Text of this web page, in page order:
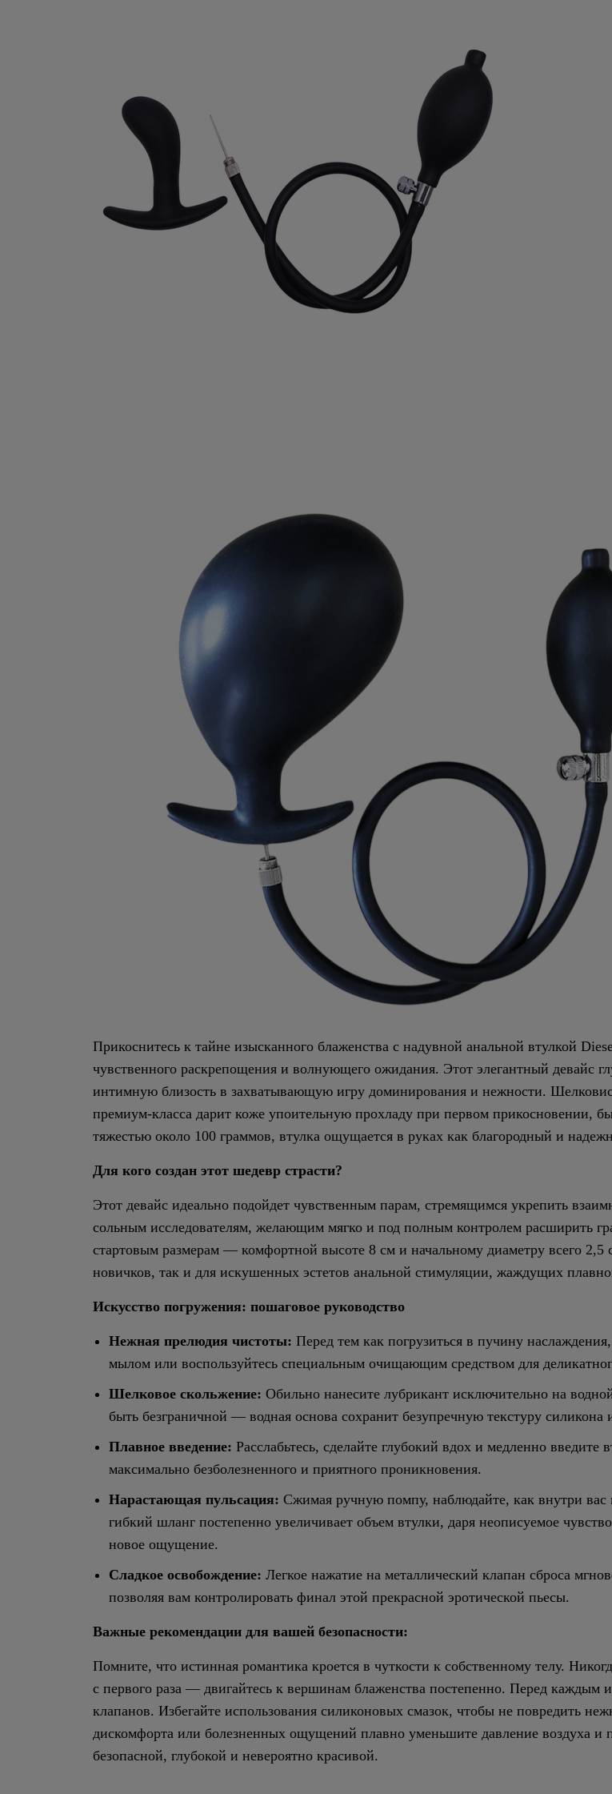
Прикоснитесь к тайне изысканного блаженства с надувной анальной втулкой
чувственного раскрепощения и волнующего ожидания. Этот элегантный девайс
интимную близость в захватывающую игру доминирования и нежности.
премиум-класса дарит коже упоительную прохладу при первом прикосновении,
тяжестью около 100 граммов, втулка ощущается в руках как благородный и
Для кого создан этот шедевр страсти?
Этот девайс идеально подойдет чувственным парам, стремящимся укрепить
сольным исследователям, желающим мягко и под полным контролем расширить
стартовым размерам — комфортной высоте 8 см и начальному диаметру всего
новичков, так и для искушенных эстетов анальной стимуляции, жаждущих
Искусство погружения: пошаговое руководство
Нежная прелюдия чистоты: Перед тем как погрузиться в пучину
мылом или воспользуйтесь специальным очищающим средством для
Шелковое скольжение: Обильно нанесите лубрикант исключительно на
быть безграничной — водная основа сохранит безупречную текстуру силикона
Плавное введение: Расслабьтесь, сделайте глубокий вдох и медленно введите
максимально безболезненного и приятного проникновения.
Нарастающая пульсация: Сжимая ручную помпу, наблюдайте, как внутри вас
гибкий шланг постепенно увеличивает объем втулки, даря неописуемое
новое ощущение.
Сладкое освобождение: Легкое нажатие на металлический клапан сброса
позволяя вам контролировать финал этой прекрасной эротической пьесы.
Важные рекомендации для вашей безопасности:
Помните, что истинная романтика кроется в чуткости к собственному телу.
с первого раза — двигайтесь к вершинам блаженства постепенно. Перед каждым
клапанов. Избегайте использования силиконовых смазок, чтобы не повредить
дискомфорта или болезненных ощущений плавно уменьшите давление воздуха и
безопасной, глубокой и невероятно красивой.